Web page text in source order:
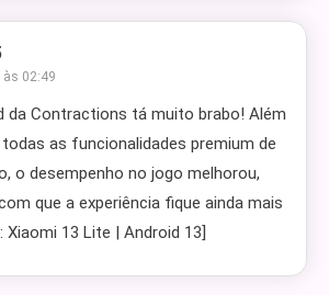
às 02:49
da Contractions tá muito brabo! Além
as funcionalidades premium de
o desempenho no jogo melhorou,
que a experiência fique ainda mais
Xiaomi 13 Lite | Android 13]